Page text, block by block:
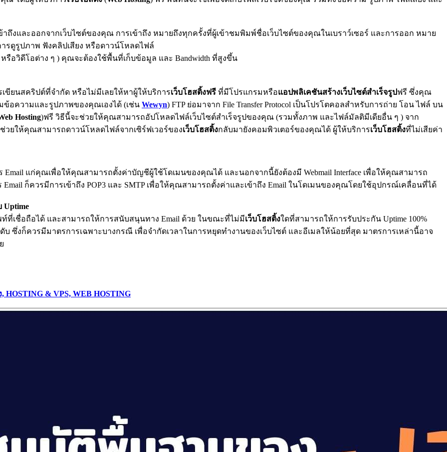
ะออกจากเว็บไซต์ของคุณ การเข้าถึง หมายถึงทุกครั้งที่ผู้เข้าชมพิมพ์ชื่อเว็บไซต์ของคุณในเบราว์เซอร์ และการออก หมาย
รดูรูปภาพ ฟังคลิปเสียง หรือดาวน์โหลดไฟล์
อวิดีโอต่าง ๆ ) คุณจะต้องใช้พื้นที่เก็บข้อมูล และ Bandwidth ที่สูงขึ้น
สคริปต์ที่จำกัด หรือไม่มีเลยให้หาผู้ให้บริการเว็บโฮสติ้งฟรี ที่มีโปรแกรมหรือแอปพลิเคชันสร้างเว็บไซต์สำเร็จรูปฟรี ซึ่งคุณ
ข้อความและรูปภาพของคุณเองได้ (เช่น Wewyn) FTP ย่อมาจาก File Transfer Protocol เป็นโปรโตคอลสำหรับการถ่าย โอน ไฟล์ บน
Hosting)ฟรี วิธีนี้จะช่วยให้คุณสามารถอัปโหลดไฟล์เว็บไซต์สำเร็จรูปของคุณ (รวมทั้งภาพ และไฟล์มัลติมีเดียอื่น ๆ ) จาก
วยให้คุณสามารถดาวน์โหลดไฟล์จากเซิร์ฟเวอร์ของเว็บโฮสติ้งกลับมายังคอมพิวเตอร์ของคุณได้ ผู้ให้บริการเว็บโฮสติ้งที่ไม่เสียค่า
Email แก่คุณเพื่อให้คุณสามารถตั้งค่าบัญชีผู้ใช้โดเมนของคุณได้ และนอกจากนี้ยังต้องมี Webmail Interface เพื่อให้คุณสามารถ
Email ก็ควรมีการเข้าถึง POP3 และ SMTP เพื่อให้คุณสามารถตั้งค่าและเข้าถึง Email ในโดเมนของคุณโดยใช้อุปกรณ์เคลื่อนที่ได้
Uptime
ที่เชื่อถือได้ และสามารถให้การสนับสนุนทาง Email ด้วย ในขณะที่ไม่มีเว็บโฮสติ้งใดที่สามารถให้การรับประกัน Uptime 100%
ซึ่งก็ควรมีมาตรการเฉพาะบางกรณี เพื่อจำกัดเวลาในการหยุดทำงานของเว็บไซต์ และอีเมลให้น้อยที่สุด มาตรการเหล่านี้อาจ
HOSTING & VPS, WEB HOSTING